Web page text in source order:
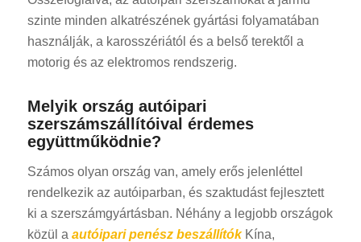
szinte minden alkatrészének gyártási folyamatában
használják, a karosszériától és a belső terektől a
motorig és az elektromos rendszerig.
Melyik ország autóipari
szerszámszállítóival érdemes
együttműködnie?
Számos olyan ország van, amely erős jelenléttel
rendelkezik az autóiparban, és szaktudást fejlesztett
ki a szerszámgyártásban. Néhány a legjobb országok
közül a autóipari penész beszállítókKína,